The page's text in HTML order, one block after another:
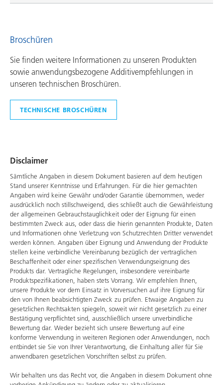
Broschüren
Sie finden weitere Informationen zu unseren Produkten
sowie anwendungsbezogene Additivempfehlungen in
unseren technischen Broschüren.
TECHNISCHE BROSCHÜREN
Disclaimer
Sämtliche Angaben in diesem Dokument basieren auf dem heutigen
Stand unserer Kenntnisse und Erfahrungen. Für die hier gemachten
Angaben wird keine Gewähr und/oder Garantie übernommen, weder
ausdrücklich noch stillschweigend, dies schließt auch die Gewährleistung
der allgemeinen Gebrauchstauglichkeit oder der Eignung für einen
bestimmten Zweck aus, oder dass die hierin genannten Produkte, Daten
und Informationen ohne Verletzung von Schutzrechten Dritter verwendet
werden können. Angaben über Eignung und Anwendung der Produkte
stellen keine verbindliche Vereinbarung bezüglich der vertraglichen
Beschaffenheit oder einer spezifischen Verwendungseignung des
Produkts dar. Vertragliche Regelungen, insbesondere vereinbarte
Produktspezifikationen, haben stets Vorrang. Wir empfehlen Ihnen,
unsere Produkte vor dem Einsatz in Vorversuchen auf ihre Eignung für
den von Ihnen beabsichtigten Zweck zu prüfen. Etwaige Angaben zu
gesetzlichen Rechtsakten spiegeln, soweit wir nicht gesetzlich zu einer
Bestätigung verpflichtet sind, ausschließlich unsere unverbindliche
Bewertung dar. Weder bezieht sich unsere Bewertung auf eine
konforme Verwendung in weiteren Regionen oder Anwendungen, noch
entbindet sie Sie von Ihrer Verantwortung, die Einhaltung aller für Sie
anwendbaren gesetzlichen Vorschriften selbst zu prüfen.
Wir behalten uns das Recht vor, die Angaben in diesem Dokument ohne